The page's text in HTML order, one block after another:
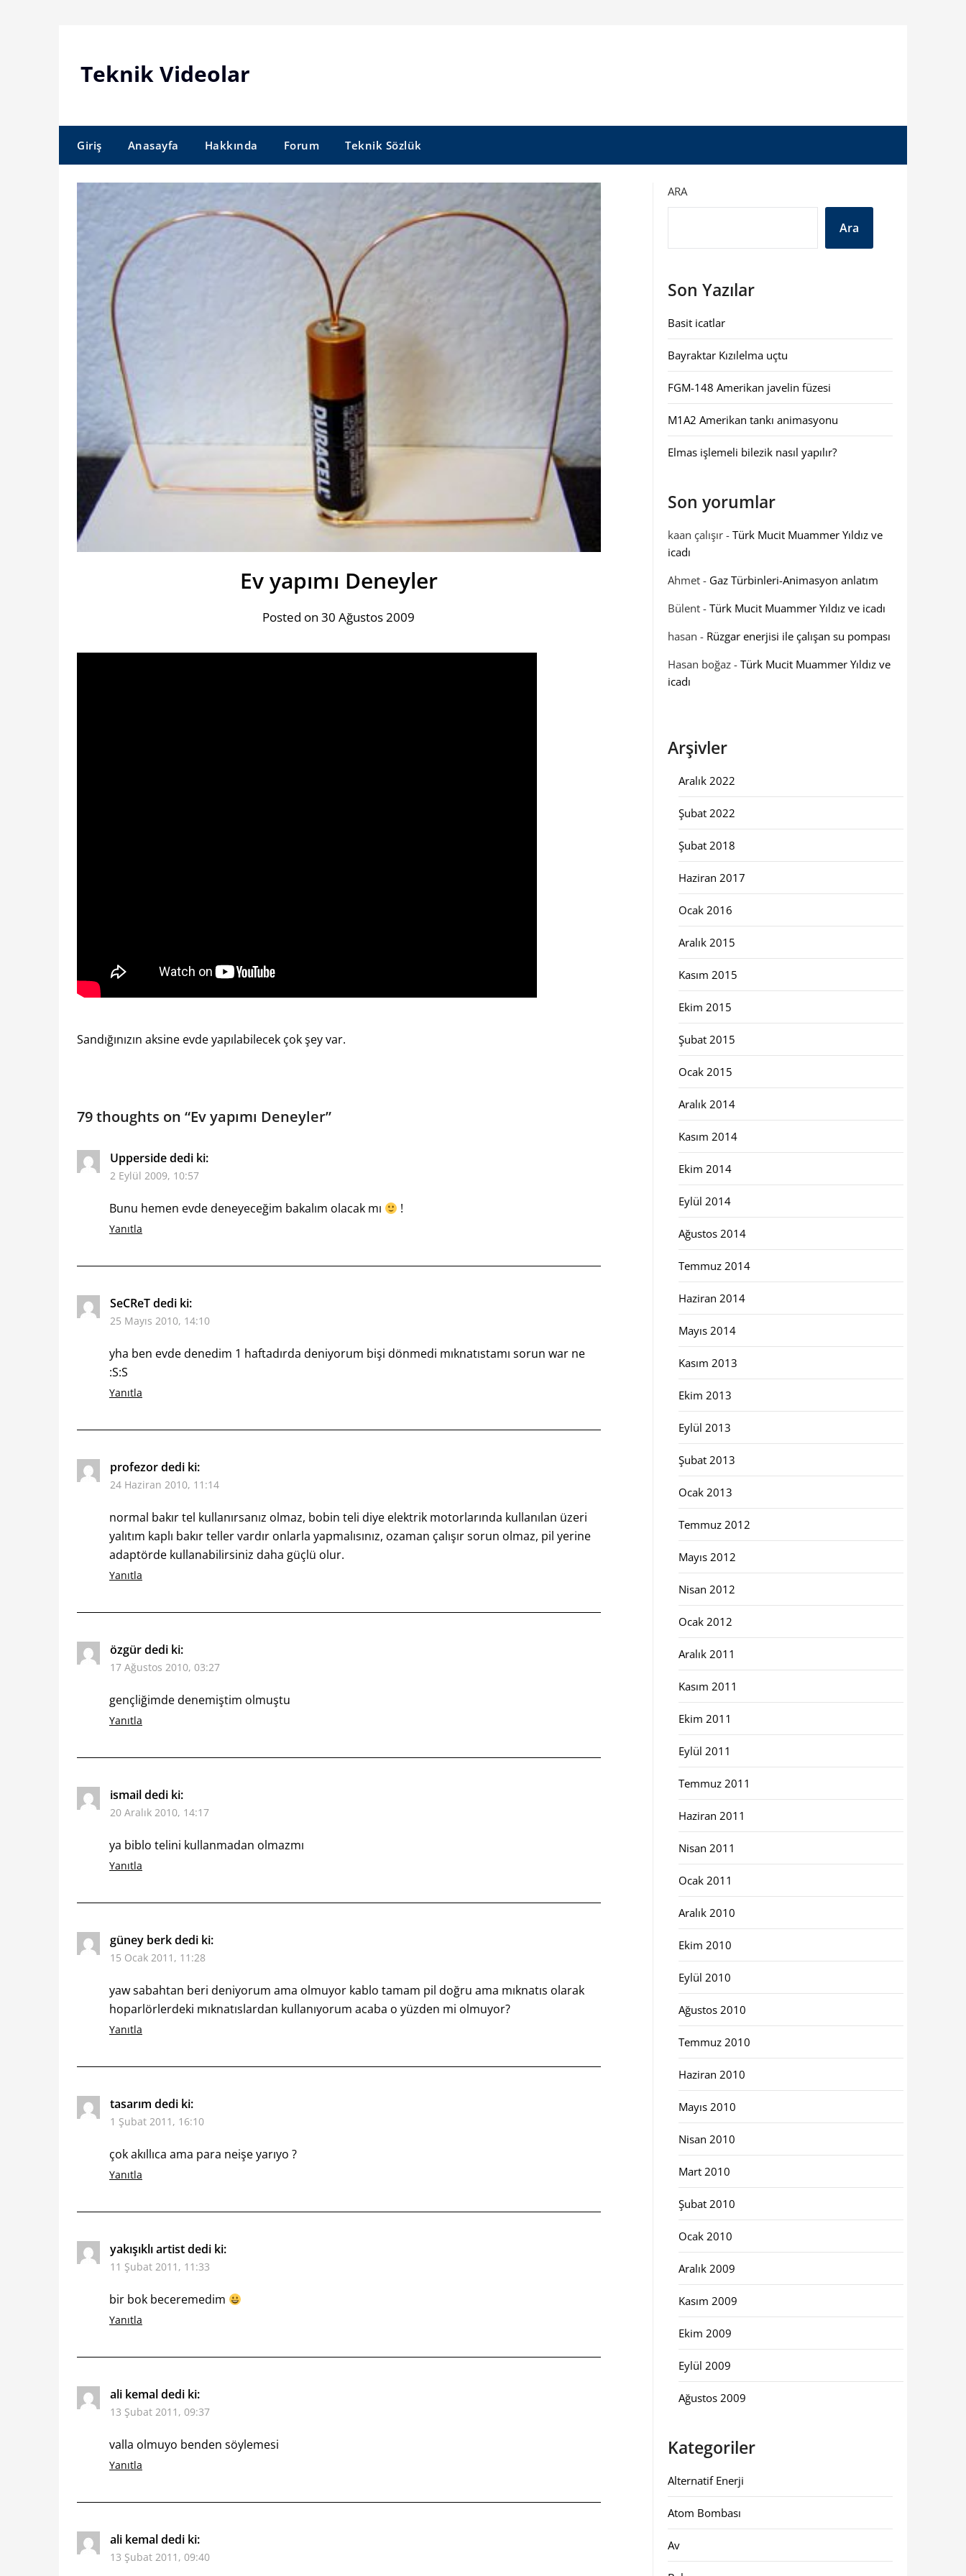
Teknik Videolar
Giriş Anasayfa Hakkında Forum Teknik Sözlük
Ev yapımı Deneyler
Posted on 30 Ağustos 2009
Sandığınızın aksine evde yapılabilecek çok şey var.
79 thoughts on “Ev yapımı Deneyler”
Uppersidededi ki:
2 Eylül 2009, 10:57
Bunu hemen evde deneyeceğim bakalım olacak mı !
Yanıtla
SeCReTdedi ki:
25 Mayıs 2010, 14:10
yha ben evde denedim 1 haftadırda deniyorum bişi dönmedi mıknatıstamı sorun war ne
:S:S
Yanıtla
profezordedi ki:
24 Haziran 2010, 11:14
normal bakır tel kullanırsanız olmaz, bobin teli diye elektrik motorlarında kullanılan üzeri
yalıtım kaplı bakır teller vardır onlarla yapmalısınız, ozaman çalışır sorun olmaz, pil yerine
adaptörde kullanabilirsiniz daha güçlü olur.
Yanıtla
özgürdedi ki:
17 Ağustos 2010, 03:27
gençliğimde denemiştim olmuştu
Yanıtla
ismaildedi ki:
20 Aralık 2010, 14:17
ya biblo telini kullanmadan olmazmı
Yanıtla
güney berkdedi ki:
15 Ocak 2011, 11:28
yaw sabahtan beri deniyorum ama olmuyor kablo tamam pil doğru ama mıknatıs olarak
hoparlörlerdeki mıknatıslardan kullanıyorum acaba o yüzden mi olmuyor?
Yanıtla
tasarım dedi ki:
1 Şubat 2011, 16:10
çok akıllıca ama para neişe yarıyo ?
Yanıtla
yakışıklı artistdedi ki:
11 Şubat 2011, 11:33
bir bok beceremedim
Yanıtla
ali kemaldedi ki:
13 Şubat 2011, 09:37
valla olmuyo benden söylemesi
Yanıtla
ali kemaldedi ki:
13 Şubat 2011, 09:40
ARA
Ara
Son Yazılar
Basit icatlar
Bayraktar Kızılelma uçtu
FGM-148 Amerikan javelin füzesi
M1A2 Amerikan tankı animasyonu
Elmas işlemeli bilezik nasıl yapılır?
Son yorumlar
kaan çalışır- Türk Mucit Muammer Yıldız ve
icadı
Ahmet- Gaz Türbinleri-Animasyon anlatım
Bülent- Türk Mucit Muammer Yıldız ve icadı
hasan - Rüzgar enerjisi ile çalışan su pompası
Hasan boğaz- Türk Mucit Muammer Yıldız ve
icadı
Arşivler
Aralık 2022
Şubat 2022
Şubat 2018
Haziran 2017
Ocak 2016
Aralık 2015
Kasım 2015
Ekim 2015
Şubat 2015
Ocak 2015
Aralık 2014
Kasım 2014
Ekim 2014
Eylül 2014
Ağustos 2014
Temmuz 2014
Haziran 2014
Mayıs 2014
Kasım 2013
Ekim 2013
Eylül 2013
Şubat 2013
Ocak 2013
Temmuz 2012
Mayıs 2012
Nisan 2012
Ocak 2012
Aralık 2011
Kasım 2011
Ekim 2011
Eylül 2011
Temmuz 2011
Haziran 2011
Nisan 2011
Ocak 2011
Aralık 2010
Ekim 2010
Eylül 2010
Ağustos 2010
Temmuz 2010
Haziran 2010
Mayıs 2010
Nisan 2010
Mart 2010
Şubat 2010
Ocak 2010
Aralık 2009
Kasım 2009
Ekim 2009
Eylül 2009
Ağustos 2009
Kategoriler
Alternatif Enerji
Atom Bombası
Av